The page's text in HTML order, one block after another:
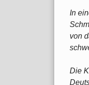
In
von
Die